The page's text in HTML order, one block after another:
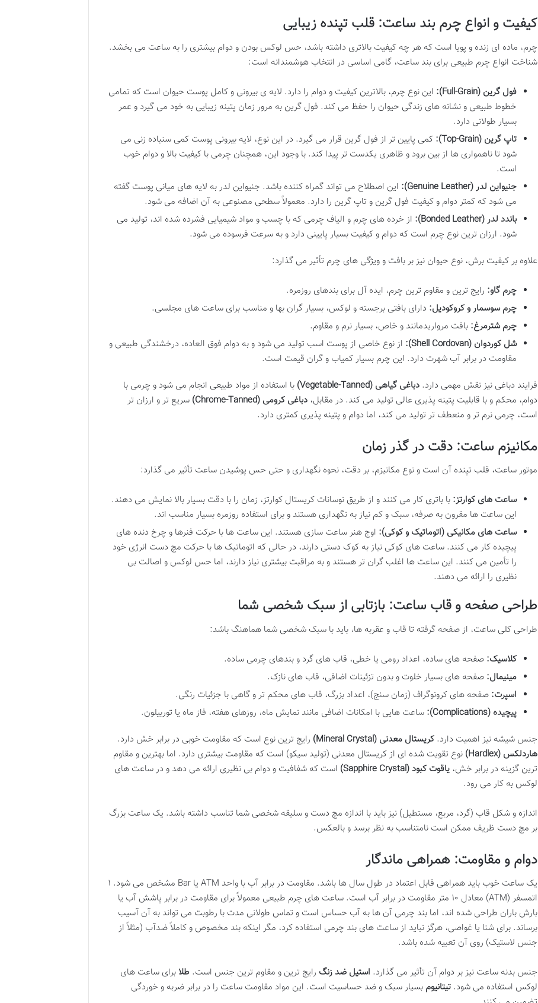
کیفیت و انواع چرم بند ساعت: قلب تپنده زیبایی
چرم، ماده ای زنده و پویا است که هر چه کیفیت بالاتری داشته باشد، حس لوکس بودن و دوام بیشتری را به ساعت می بخشد.
شناخت انواع چرم طبیعی برای بند ساعت، گامی اساسی در انتخاب هوشمندانه است:
فول گرین (Full-Grain):
این نوع چرم، بالاترین کیفیت و دوام را دارد. لایه ی بیرونی و کامل پوست حیوان است که تمامی
خطوط طبیعی و نشانه های زندگی حیوان را حفظ می کند. فول گرین به مرور زمان پتینه زیبایی به خود می گیرد و عمر
بسیار طولانی دارد.
تاپ گرین (Top-Grain):
کمی پایین تر از فول گرین قرار می گیرد. در این نوع، لایه بیرونی پوست کمی سنباده زنی می
شود تا ناهمواری ها از بین برود و ظاهری یکدست تر پیدا کند. با وجود این، همچنان چرمی با کیفیت بالا و دوام خوب
است.
جنیواین لدر (Genuine Leather):
این اصطلاح می تواند گمراه کننده باشد. جنیواین لدر به لایه های میانی پوست گفته
می شود که کمتر دوام و کیفیت فول گرین و تاپ گرین را دارد. معمولاً سطحی مصنوعی به آن اضافه می شود.
باندد لدر (Bonded Leather):
از خرده های چرم و الیاف چرمی که با چسب و مواد شیمیایی فشرده شده اند، تولید می
شود. ارزان ترین نوع چرم است که دوام و کیفیت بسیار پایینی دارد و به سرعت فرسوده می شود.
علاوه بر کیفیت برش، نوع حیوان نیز بر بافت و ویژگی های چرم تأثیر می گذارد:
چرم گاو: رایج ترین و مقاوم ترین چرم، ایده آل برای بندهای روزمره.
چرم سوسمار و کروکودیل: دارای بافتی برجسته و لوکس، بسیار گران بها و مناسب برای ساعت های مجلسی.
چرم شترمرغ: بافت مرواریدمانند و خاص، بسیار نرم و مقاوم.
شل کوردوان (Shell Cordovan):
از نوع خاصی از پوست اسب تولید می شود و به دوام فوق العاده، درخشندگی طبیعی و
مقاومت در برابر آب شهرت دارد. این چرم بسیار کمیاب و گران قیمت است.
فرایند دباغی نیز نقش مهمی دارد.دباغی گیاهی (Vegetable-Tanned)
با استفاده از مواد طبیعی انجام می شود و چرمی با
دوام، محکم و با قابلیت پتینه پذیری عالی تولید می کند. در مقابل،دباغی کرومی (Chrome-Tanned)
سریع تر و ارزان تر
است، چرمی نرم تر و منعطف تر تولید می کند، اما دوام و پتینه پذیری کمتری دارد.
مکانیزم ساعت: دقت در گذر زمان
موتور ساعت، قلب تپنده آن است و نوع مکانیزم، بر دقت، نحوه نگهداری و حتی حس پوشیدن ساعت تأثیر می گذارد:
ساعت های کوارتز: با باتری کار می کنند و از طریق نوسانات کریستال کوارتز، زمان را با دقت بسیار بالا نمایش می دهند.
این ساعت ها مقرون به صرفه، سبک و کم نیاز به نگهداری هستند و برای استفاده روزمره بسیار مناسب اند.
ساعت های مکانیکی (اتوماتیک و کوکی): اوج هنر ساعت سازی هستند. این ساعت ها با حرکت فنرها و چرخ دنده های
پیچیده کار می کنند. ساعت های کوکی نیاز به کوک دستی دارند، در حالی که اتوماتیک ها با حرکت مچ دست انرژی خود
را تأمین می کنند. این ساعت ها اغلب گران تر هستند و به مراقبت بیشتری نیاز دارند، اما حس لوکس و اصالت بی
نظیری را ارائه می دهند.
طراحی صفحه و قاب ساعت: بازتابی از سبک شخصی شما
طراحی کلی ساعت، از صفحه گرفته تا قاب و عقربه ها، باید با سبک شخصی شما هماهنگ باشد:
کلاسیک: صفحه های ساده، اعداد رومی یا خطی، قاب های گرد و بندهای چرمی ساده.
مینیمال: صفحه های بسیار خلوت و بدون تزئینات اضافی، قاب های نازک.
اسپرت: صفحه های کرونوگراف (زمان سنج)، اعداد بزرگ، قاب های محکم تر و گاهی با جزئیات رنگی.
پیچیده (Complications):
ساعت هایی با امکانات اضافی مانند نمایش ماه، روزهای هفته، فاز ماه یا توربیلون.
جنس شیشه نیز اهمیت دارد.کریستال معدنی (Mineral Crystal)
رایج ترین نوع است که مقاومت خوبی در برابر خش دارد.
هاردلکس (Hardlex)
نوع تقویت شده ای از کریستال معدنی (تولید سیکو) است که مقاومت بیشتری دارد. اما بهترین و مقاوم
ترین گزینه در برابر خش،یاقوت کبود (Sapphire Crystal)
است که شفافیت و دوام بی نظیری ارائه می دهد و در ساعت های
لوکس به کار می رود.
اندازه و شکل قاب (گرد، مربع، مستطیل) نیز باید با اندازه مچ دست و سلیقه شخصی شما تناسب داشته باشد. یک ساعت بزرگ
بر مچ دست ظریف ممکن است نامتناسب به نظر برسد و بالعکس.
دوام و مقاومت: همراهی ماندگار
یک ساعت خوب باید همراهی قابل اعتماد در طول سال ها باشد. مقاومت در برابر آب با واحد ATM یا Bar مشخص می شود. ۱
اتمسفر (ATM) معادل ۱۰ متر مقاومت در برابر آب است. ساعت های چرم طبیعی معمولاً برای مقاومت در برابر پاشش آب یا
بارش باران طراحی شده اند، اما بند چرمی آن ها به آب حساس است و تماس طولانی مدت با رطوبت می تواند به آن آسیب
برساند. برای شنا یا غواصی، هرگز نباید از ساعت های بند چرمی استفاده کرد، مگر اینکه بند مخصوص و کاملاً ضدآب (مثلاً از
جنس لاستیک) روی آن تعبیه شده باشد.
جنس بدنه ساعت نیز بر دوام آن تأثیر می گذارد. استیل ضد زنگ رایج ترین و مقاوم ترین جنس است.طلا برای ساعت های
لوکس استفاده می شود.تیتانیوم بسیار سبک و ضد حساسیت است. این مواد مقاومت ساعت را در برابر ضربه و خوردگی